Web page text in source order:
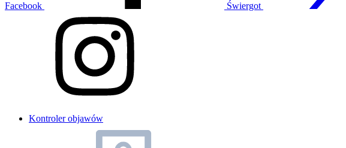
Facebook Świergot
Kontroler objawów